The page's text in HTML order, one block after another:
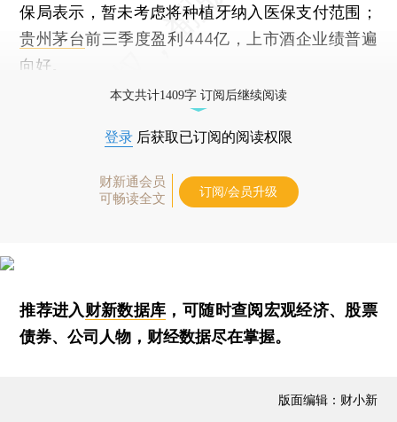
保局表示，暂未考虑将种植牙纳入医保支付范围；
贵州茅台前三季度盈利444亿，上市酒企业绩普遍
向好。
本文共计1409字 订阅后继续阅读
登录 后获取已订阅的阅读权限
财新通会员
可畅读全文
订阅/会员升级
推荐进入财新数据库 ，可随时查阅宏观经济、股票
债券、公司人物，财经数据尽在掌握。
版面编辑：财小新